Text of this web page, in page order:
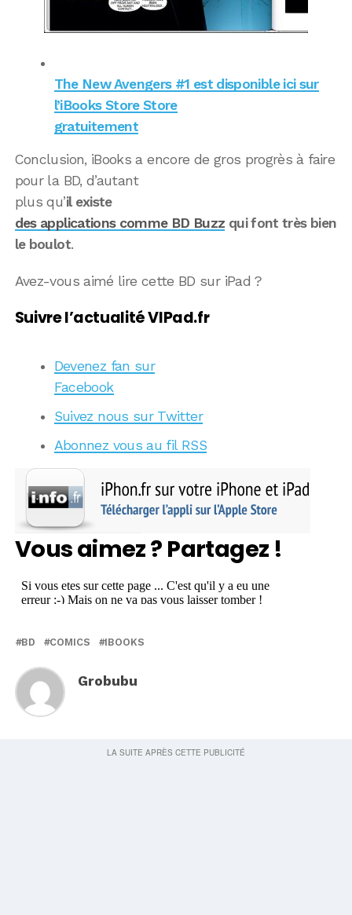
The New Avengers #1 est disponible ici sur
l’iBooks Store Store
gratuitement
Conclusion, iBooks a encore de gros progrès à faire
pour la BD, d’autant
plus qu’il existe
des applications comme BD Buzz qui font très bien
le boulot.
Avez-vous aimé lire cette BD sur iPad ?
Suivre l’actualité VIPad.fr
Devenez fan sur
Facebook
Suivez nous sur Twitter
Abonnez vous au fil RSS
Vous aimez ? Partagez !
BD COMICS IBOOKS
Grobubu